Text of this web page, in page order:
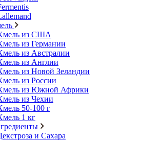
из США
из Германии
из Австралии
из Англии
из Новой Зеландии
из России
из Южной Африки
из Чехии
50-100 г
1 кг
и Сахара